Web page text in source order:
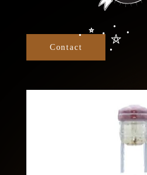
Contact